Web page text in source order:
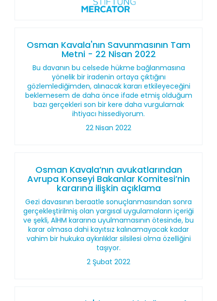
Osman Kavala'nın Savunmasının Tam
Metni - 22 Nisan 2022
Bu davanın bu celsede hükme bağlanmasına
yönelik bir iradenin ortaya çıktığını
gözlemlediğimden, alınacak kararı etkileyeceğini
beklemesem de daha önce ifade etmiş olduğum
bazı gerçekleri son bir kere daha vurgulamak
ihtiyacı hissediyorum.
22 Nisan 2022
Osman Kavala’nın avukatlarından
Avrupa Konseyi Bakanlar Komitesi’nin
kararına ilişkin açıklama
Gezi davasının beraatle sonuçlanmasından sonra
gerçekleştirilmiş olan yargısal uygulamaların içeriği
ve şekli, AİHM kararına uyulmamasının ötesinde, bu
karar olmasa dahi kayıtsız kalınamayacak kadar
vahim bir hukuka aykırılıklar silsilesi olma özelliğini
taşıyor.
2 Şubat 2022